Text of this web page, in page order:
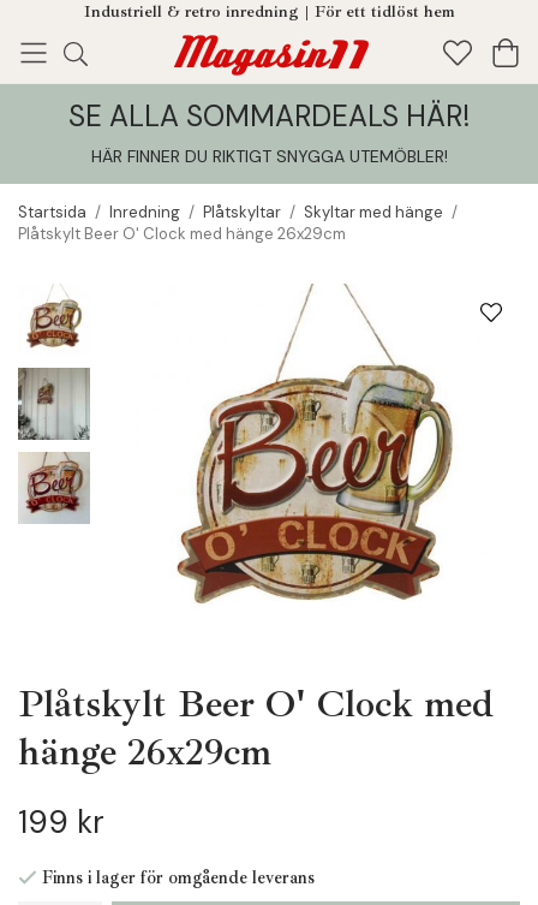
Industriell & retro inredning | För ett tidlöst hem
Enjoy! Tillagt i din varukorg
SE ALLA SOMMARDEALS HÄR!
HÄR FINNER DU RIKTIGT SNYGGA UTEMÖBLER!
Startsida / Inredning / Plåtskyltar / Skyltar med hänge /
Plåtskylt Beer O' Clock med hänge 26x29cm
Plåtskylt Beer O' Clock med
hänge 26x29cm
199 kr
Finns i lager för omgående leverans